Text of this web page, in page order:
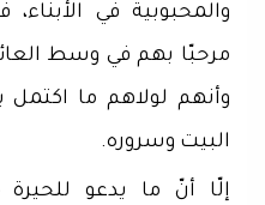
والمحبوبية في
مرحبّا بهم في وسط
وأنهم لولاهم ما اكتمل
البيت وسروره.
إلّا أنّ ما يدعو